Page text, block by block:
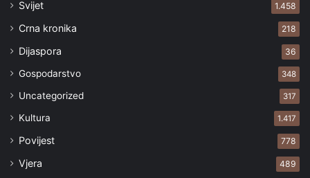
Svijet 1.458
Crna kronika 218
Dijaspora 36
Gospodarstvo 348
Uncategorized 317
Kultura 1.417
Povijest 778
Vjera 489